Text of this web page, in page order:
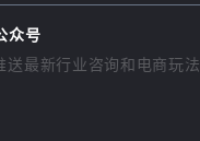
众号
送最新行业咨询和电商玩法